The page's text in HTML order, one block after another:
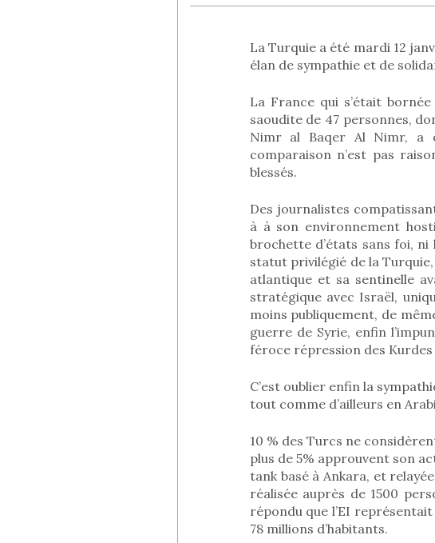
La Turquie a été mardi 12
élan de sympathie et de
La France qui s’était
saoudite de 47 personnes,
Nimr al Baqer Al Nimr, a
comparaison n’est pas
blessés.
Des journalistes
à à son environnement
brochette d’états sans foi, ni
statut privilégié de la Turquie,
atlantique et sa sentinelle
stratégique avec Israël,
moins publiquement, de
guerre de Syrie, enfin
féroce répression des Kurdes
C’est oublier enfin la
tout comme d’ailleurs en
10 % des Turcs ne
plus de 5% approuvent son
tank basé à Ankara, et
réalisée auprès de 1500
répondu que l’EI représentait
78 millions d’habitants.